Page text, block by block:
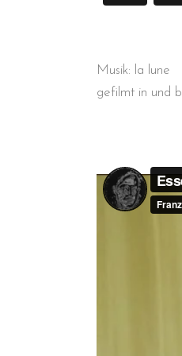
Musik: la lune
gefilmt in und